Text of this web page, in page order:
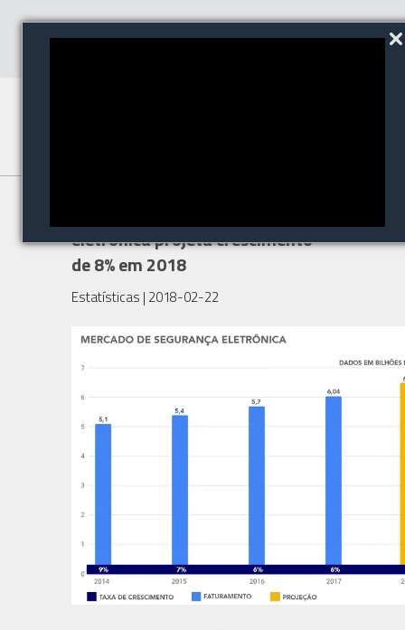
eletrônica projeta crescimento
de 8% em 2018
Estatísticas | 2018-02-22